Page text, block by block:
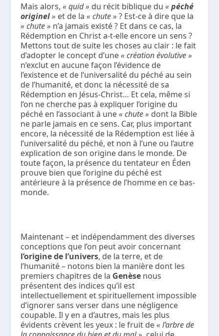
Mais alors,« quid » du récit biblique du«péché
originel» et de la« chute » ? Est-ce à dire que la
« chute » n’a jamais existé ? Et dans ce cas, la
Rédemption en Christ a-t-elle encore un sens ?
Mettons tout de suite les choses au clair : le fait
d’adopter le concept d’une« création évolutive »
n’exclut en aucune façon l’évidence de
l’existence et de l’universalité du péché au sein
de l’humanité, et donc la nécessité de sa
Rédemption en Jésus-Christ… Et cela, même si
l’on ne cherche pas à expliquer l’origine du
péché en l’associant à une« chute » dont la Bible
ne parle jamais en ce sens. Car, plus important
encore, la nécessité de la Rédemption est liée à
l’universalité du péché, et non à l’une ou l’autre
explication de son origine dans le monde. De
toute façon, la présence du tentateur en Éden
prouve bien que l’origine du péché est
antérieure à la présence de l’homme en ce bas-
monde.
Maintenant – et indépendamment des diverses
conceptions que l’on peut avoir concernant
l’origine de l’univers, de la terre, et de
l’humanité – notons bien la manière dont les
premiers chapitres de la Genèse nous
présentent des indices qu’il est
intellectuellement et spirituellement impossible
d’ignorer sans verser dans une négligence
coupable. Il y en a d’autres, mais les plus
évidents crèvent les yeux : le fruit de« l’arbre de